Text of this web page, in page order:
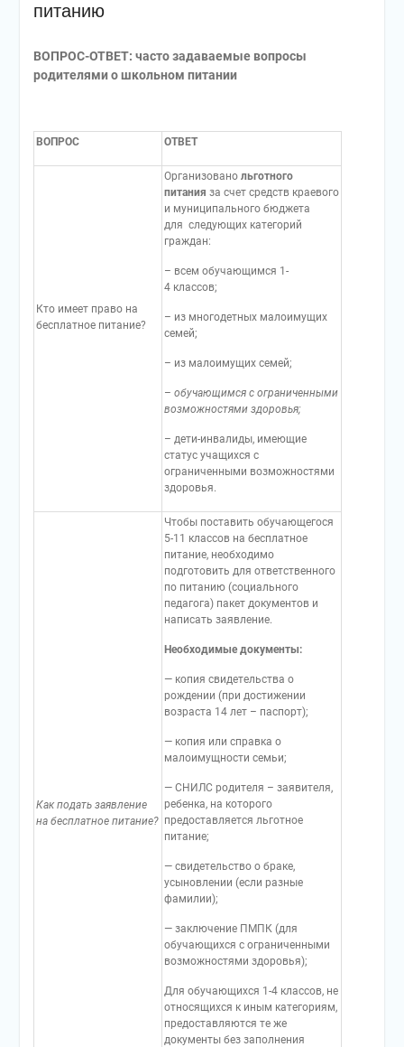
питанию
ВОПРОС-ОТВЕТ: часто задаваемые вопросы
родителями о школьном питании
ВОПРОС ОТВЕТ
Кто имеет право на
бесплатное питание?
Организовано льготного
питания за счет средств краевого
и муниципального бюджета
для следующих категорий
граждан:
– всем обучающимся 1-
4 классов;
– из многодетных малоимущих
семей;
– из малоимущих семей;
– обучающимся с ограниченными
возможностями здоровья;
– дети-инвалиды, имеющие
статус учащихся с
ограниченными возможностями
здоровья.
Как подать заявление
на бесплатное питание?
Чтобы поставить обучающегося
5-11 классов на бесплатное
питание, необходимо
подготовить для ответственного
по питанию (социального
педагога) пакет документов и
написать заявление.
Необходимые документы:
— копия свидетельства о
рождении (при достижении
возраста 14 лет – паспорт);
— копия или справка о
малоимущности семьи;
— СНИЛС родителя – заявителя,
ребенка, на которого
предоставляется льготное
питание;
— свидетельство о браке,
усыновлении (если разные
фамилии);
— заключение ПМПК (для
обучающихся с ограниченными
возможностями здоровья);
Для обучающихся 1-4 классов, не
относящихся к иным категориям,
предоставляются те же
документы без заполнения